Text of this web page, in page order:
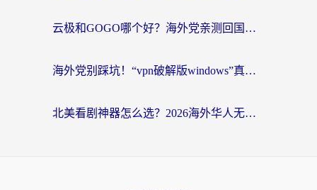
云极和GOGO哪个好？海外党亲测回国加速器选择指南（附iOS免费&Windows VPN实用技巧）
海外党别踩坑！“vpn破解版windows”真的能用？教你选对回国加速器无缝刷国内资源
北美看剧神器怎么选？2026海外华人无缝访问国内资源全攻略